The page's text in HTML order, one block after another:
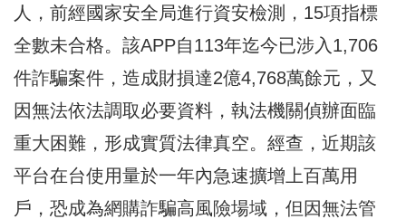
人，前經國家安全局進行資安檢測，15項指標
全數未合格。該APP自113年迄今已涉入1,706
件詐騙案件，造成財損達2億4,768萬餘元，又
因無法依法調取必要資料，執法機關偵辦面臨
重大困難，形成實質法律真空。經查，近期該
平台在台使用量於一年內急速擴增上百萬用
戶，恐成為網購詐騙高風險場域，但因無法管